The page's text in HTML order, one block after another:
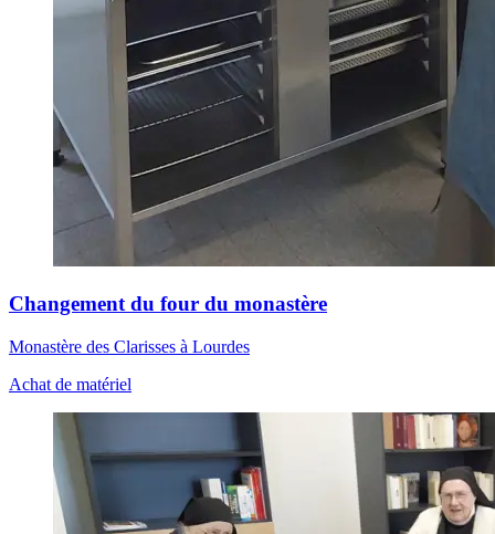
Changement du four du monastère
Monastère des Clarisses à Lourdes
Achat de matériel